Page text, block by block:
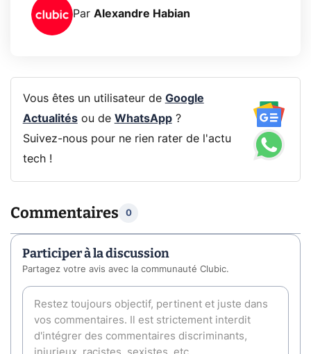
Par Alexandre Habian
Vous êtes un utilisateur de Google
Actualitésou de WhatsApp?
Suivez-nous pour ne rien rater de l'actu
tech !
Commentaires 0
Participer à la discussion
Partagez votre avis avec la communauté Clubic.